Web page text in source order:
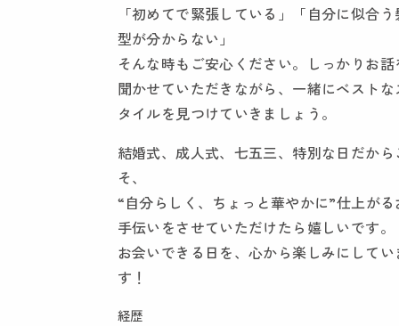
「初めてで緊張している」「自分に似合う
型が分からない」
そんな時もご安心ください。しっかりお話
聞かせていただきながら、一緒にベストな
タイルを見つけていきましょう。
結婚式、成人式、七五三、特別な日だから
そ、
“自分らしく、ちょっと華やかに”仕上がる
手伝いをさせていただけたら嬉しいです。
お会いできる日を、心から楽しみにしてい
す！
経歴